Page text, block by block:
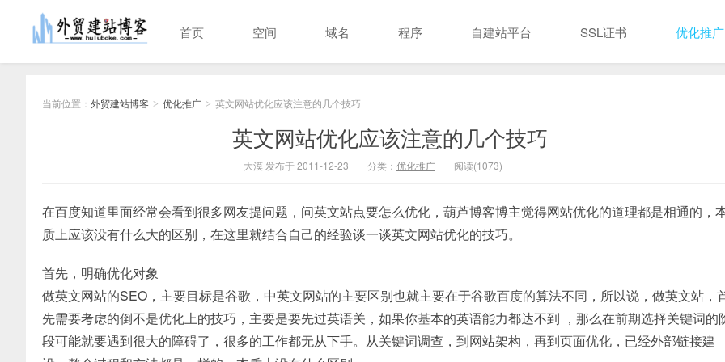
首页 空间 域名 程序 自建站平台 SSL证书 优化推广
当前位置： 外贸建站博客 > 优化推广 > 英文网站优化应该注意的几个技巧
英文网站优化应该注意的几个技巧
大漠 发布于 2011-12-23 分类： 优化推广 阅读(1073)
在百度知道里面经常会看到很多网友提问题，问英文站点要怎么优化，葫芦博客博主觉得网站优化的道理都是相通的，
质上应该没有什么大的区别，在这里就结合自己的经验谈一谈英文网站优化的技巧。
首先，明确优化对象
做英文网站的SEO，主要目标是谷歌，中英文网站的主要区别也就主要在于谷歌百度的算法不同，所以说，做英文站，
先需要考虑的倒不是优化上的技巧，主要是要先过英语关，如果你基本的英语能力都达不到 ，那么在前期选择关键词的
段可能就要遇到很大的障碍了，很多的工作都无从下手。从关键词调查，到网站架构，再到页面优化，已经外部链接建